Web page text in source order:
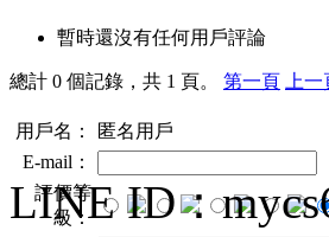
暫時還沒有任何用戶評論
總計 0 個記錄，共 1 頁。 第一頁 上一
用戶名：
匿名用戶
E-mail：
評價等
級：
LINE ID：